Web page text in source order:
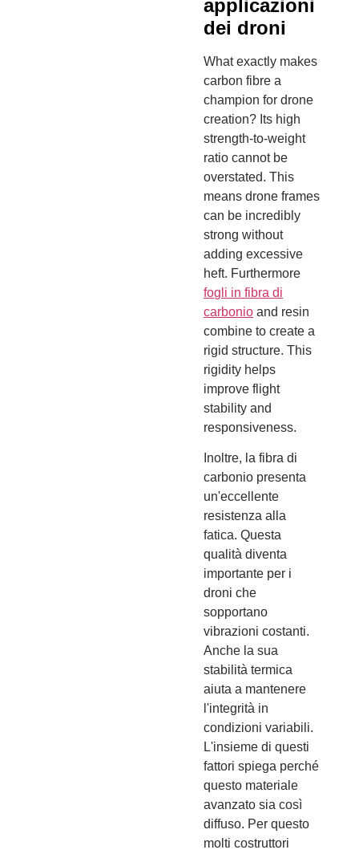
applicazioni
dei droni
What exactly makes
carbon fibre a
champion for drone
creation? Its high
strength-to-weight
ratio cannot be
overstated. This
means drone frames
can be incredibly
strong without
adding excessive
heft. Furthermore
fogli in fibra di
carbonio and resin
combine to create a
rigid structure. This
rigidity helps
improve flight
stability and
responsiveness.
Inoltre, la fibra di
carbonio presenta
un'eccellente
resistenza alla
fatica. Questa
qualità diventa
importante per i
droni che
sopportano
vibrazioni costanti.
Anche la sua
stabilità termica
aiuta a mantenere
l'integrità in
condizioni variabili.
L'insieme di questi
fattori spiega perché
questo materiale
avanzato sia così
diffuso. Per questo
molti costruttori